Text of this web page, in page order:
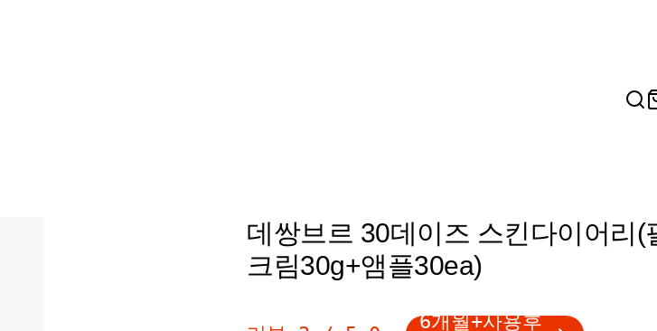
데쌍브르 30데이즈 스킨다이어리(
크림30g+앰플30ea)
6개월+사용후